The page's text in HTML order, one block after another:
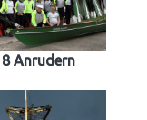
Anrudern